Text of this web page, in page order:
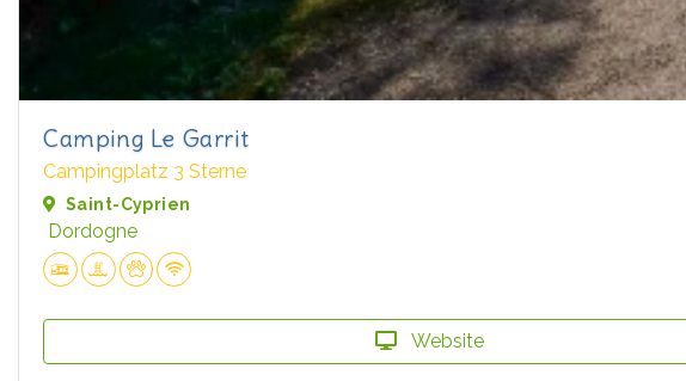
Camping Le Garrit
Campingplatz 3 Sterne
Saint-Cyprien
Dordogne
Website